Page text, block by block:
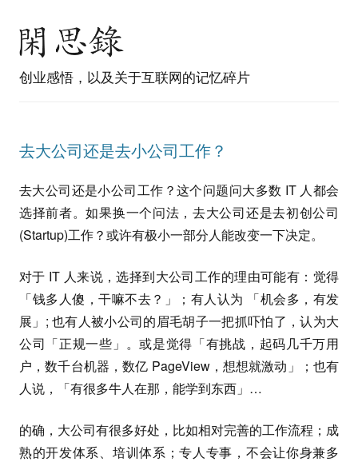
创业感悟，以及关于互联网的记忆碎片
去大公司还是去小公司工作？
去大公司还是小公司工作？这个问题问大多数 IT 人都会
选择前者。如果换一个问法，去大公司还是去初创公司
(Startup)工作？或许有极小一部分人能改变一下决定。
对于 IT 人来说，选择到大公司工作的理由可能有：觉得
「钱多人傻，干嘛不去？」；有人认为 「机会多，有发
展」; 也有人被小公司的眉毛胡子一把抓吓怕了，认为大
公司「正规一些」。或是觉得「有挑战，起码几千万用
户，数千台机器，数亿 PageView，想想就激动」；也有
人说，「有很多牛人在那，能学到东西」…
的确，大公司有很多好处，比如相对完善的工作流程；成
熟的开发体系、培训体系；专人专事，不会让你身兼多